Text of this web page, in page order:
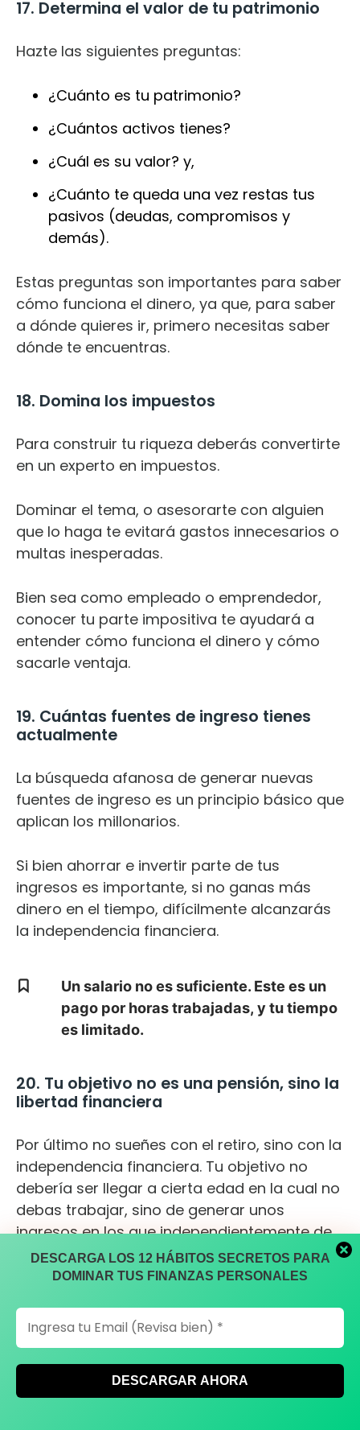
17. Determina el valor de tu patrimonio
Hazte las siguientes preguntas:
¿Cuánto es tu patrimonio?
¿Cuántos activos tienes?
¿Cuál es su valor? y,
¿Cuánto te queda una vez restas tus
pasivos (deudas, compromisos y
demás).
Estas preguntas son importantes para saber
cómo funciona el dinero, ya que, para saber
a dónde quieres ir, primero necesitas saber
dónde te encuentras.
18. Domina los impuestos
Para construir tu riqueza deberás convertirte
en un experto en impuestos.
Dominar el tema, o asesorarte con alguien
que lo haga te evitará gastos innecesarios o
multas inesperadas.
Bien sea como empleado o emprendedor,
conocer tu parte impositiva te ayudará a
entender cómo funciona el dinero y cómo
sacarle ventaja.
19. Cuántas fuentes de ingreso tienes
actualmente
La búsqueda afanosa de generar nuevas
fuentes de ingreso es un principio básico que
aplican los millonarios.
Si bien ahorrar e invertir parte de tus
ingresos es importante, si no ganas más
dinero en el tiempo, difícilmente alcanzarás
la independencia financiera.
Un salario no es suficiente. Este es un
pago por horas trabajadas, y tu tiempo
es limitado.
20. Tu objetivo no es una pensión, sino la
libertad financiera
Por último no sueñes con el retiro, sino con la
independencia financiera. Tu objetivo no
debería ser llegar a cierta edad en la cual no
debas trabajar, sino de generar unos
ingresos en los que independientemente de
lo que suceda, tu calidad de vida no se vea
afectada.
Allí radica la importancia de aplicar todos los
principios que definen cómo funciona el
dinero. Una vez tengas claro cómo funciona,
podrás no solo aumentar tus ingresos y
DESCARGA LOS 12 HÁBITOS SECRETOS PARA
DOMINAR TUS FINANZAS PERSONALES